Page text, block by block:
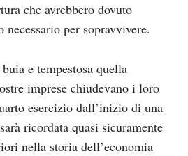
che avrebbero dovuto
necessario per sopravvivere.
e tempestosa quella
imprese chiudevano i loro
esercizio dall’inizio di una
ricordata quasi sicuramente
nella storia dell’economia